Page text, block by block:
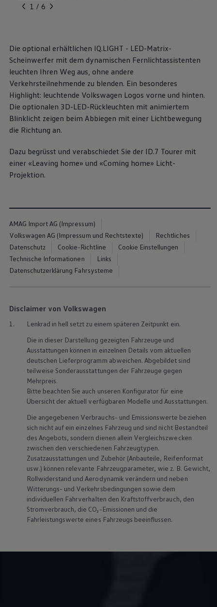
Volkswagen Blog
, 1 von 6
1 / 6
Die optional erhältlichen IQ.LIGHT - LED-Matrix-
Scheinwerfer mit dem dynamischen Fernlichtassistenten
leuchten Ihren Weg aus, ohne andere
Verkehrsteilnehmende zu blenden. Ein besonderes
Highlight: leuchtende Volkswagen Logos vorne und hinten.
Die optionalen 3D-LED-Rückleuchten mit animiertem
Blinklicht zeigen beim Abbiegen mit einer Lichtbewegung
die Richtung an.
Dazu begrüsst und verabschiedet Sie der ID.7 Tourer mit
einer «Leaving home» und «Coming home» Licht-
Projektion.
AMAG Import AG (Impressum)
Volkswagen AG (Impressum und Rechtstexte)
Rechtliches
Datenschutz
Cookie-Richtline
Cookie Einstellungen
Technische Informationen
Links
Datenschutzerklärung Fahrsysteme
Disclaimer von Volkswagen
1.
Lenkrad in hell setzt zu einem späteren Zeitpunkt ein.
Die in dieser Darstellung gezeigten Fahrzeuge und
Ausstattungen können in einzelnen Details vom aktuellen
deutschen Lieferprogramm abweichen. Abgebildet sind
teilweise Sonderausstattungen der Fahrzeuge gegen
Mehrpreis.
Bitte beachten Sie auch unseren Konfigurator für eine
Übersicht der aktuell verfügbaren Modelle und Ausstattungen.
Die angegebenen Verbrauchs- und Emissionswerte beziehen
sich nicht auf ein einzelnes Fahrzeug und sind nicht Bestandteil
des Angebots, sondern dienen allein Vergleichszwecken
zwischen den verschiedenen Fahrzeugtypen.
Zusatzausstattungen und Zubehör (Anbauteile, Reifenformat
usw.) können relevante Fahrzeugparameter, wie z. B. Gewicht,
Rollwiderstand und Aerodynamik verändern und neben
Witterungs- und Verkehrsbedingungen sowie dem
individuellen Fahrverhalten den Kraftstoffverbrauch, den
Stromverbrauch, die CO₂-Emissionen und die
Fahrleistungswerte eines Fahrzeugs beeinflussen.